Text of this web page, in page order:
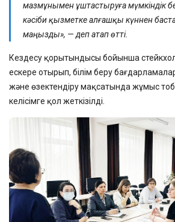
мазмұнымен ұштастыруға мүмкіндік
кәсіби қызметке алғашқы күннен
маңызды», — деп атап өтті.
Кездесу қорытындысы бойынша
ескере отырып, білім беру
және өзектендіру мақсатында жұмыс
келісімге қол жеткізілді.